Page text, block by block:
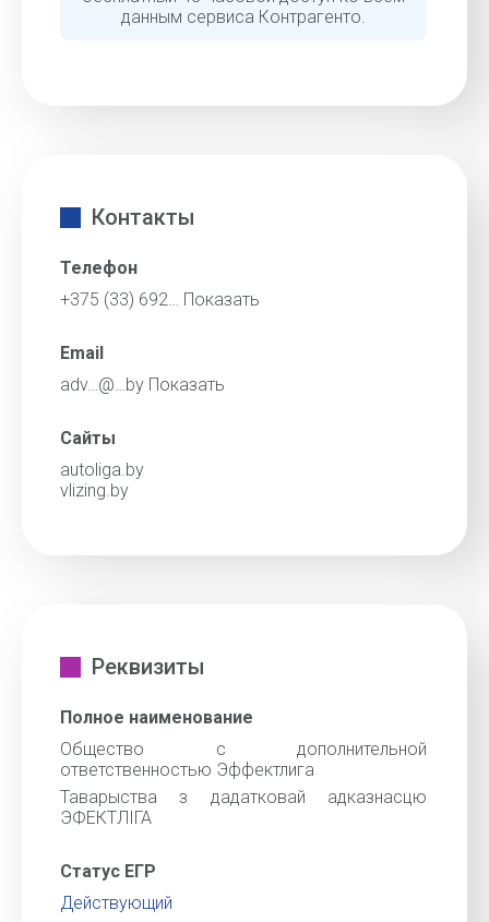
данным сервиса Контрагенто.
Контакты
Телефон
+375 (33) 692… Показать
Email
adv…@…by Показать
Сайты
autoliga.by
vlizing.by
Реквизиты
Полное наименование
Общество с дополнительной
ответственностью Эффектлига
Таварыства з дадатковай адказнасцю
ЭФЕКТЛIГА
Статус ЕГР
Действующий